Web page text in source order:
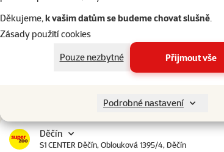
Děkujeme,k vašim datům se budeme chovat slušně.
Zásady použití cookies
Pouze nezbytné
Přijmout vše
Podrobné nastavení
Čestlice
Čestlice komerční zóna, U Makra 123, Čestlice
Děčín
S1 CENTER Děčín, Oblouková 1395/4, Děčín